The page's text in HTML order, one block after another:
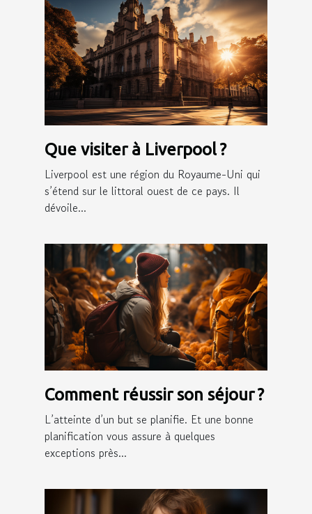
Que visiter à Liverpool ?
Liverpool est une région du Royaume-Uni qui
s’étend sur le littoral ouest de ce pays. Il
dévoile...
Comment réussir son séjour ?
L’atteinte d’un but se planifie. Et une bonne
planification vous assure à quelques
exceptions près...